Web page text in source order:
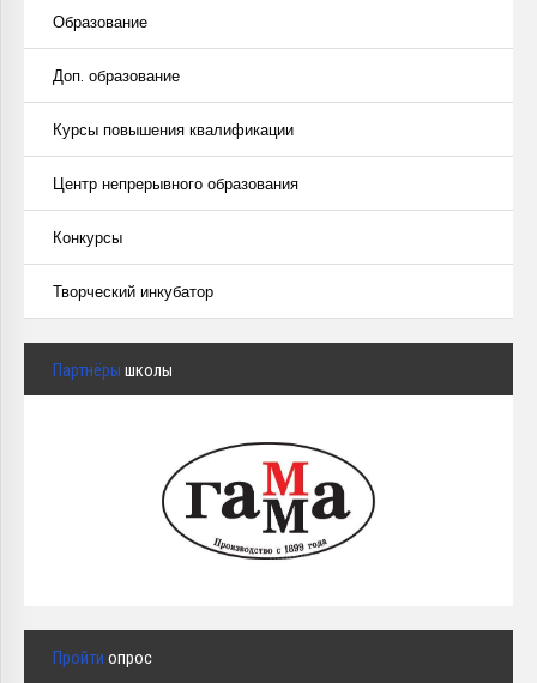
Образование
Доп. образование
Курсы повышения квалификации
Центр непрерывного образования
Конкурсы
Творческий инкубатор
Партнёры школы
Пройти опрос